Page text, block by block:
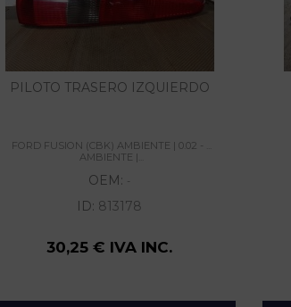
PILOTO TRASERO IZQUIERDO
FORD FUSION (CBK) AMBIENTE | 0.02 - ...
AMBIENTE |...
OEM: -
ID: 813178
30,25 € IVA INC.